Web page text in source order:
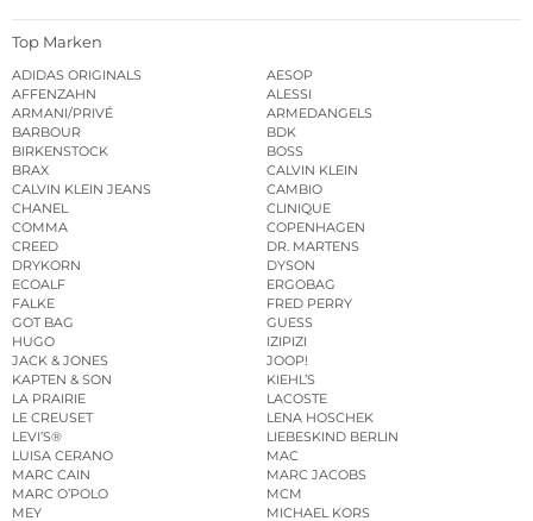
Top Marken
ADIDAS ORIGINALS
AESOP
AFFENZAHN
ALESSI
ARMANI/PRIVÉ
ARMEDANGELS
BARBOUR
BDK
BIRKENSTOCK
BOSS
BRAX
CALVIN KLEIN
CALVIN KLEIN JEANS
CAMBIO
CHANEL
CLINIQUE
COMMA
COPENHAGEN
CREED
DR. MARTENS
DRYKORN
DYSON
ECOALF
ERGOBAG
FALKE
FRED PERRY
GOT BAG
GUESS
HUGO
IZIPIZI
JACK & JONES
JOOP!
KAPTEN & SON
KIEHL’S
LA PRAIRIE
LACOSTE
LE CREUSET
LENA HOSCHEK
LEVI’S®
LIEBESKIND BERLIN
LUISA CERANO
MAC
MARC CAIN
MARC JACOBS
MARC O’POLO
MCM
MEY
MICHAEL KORS